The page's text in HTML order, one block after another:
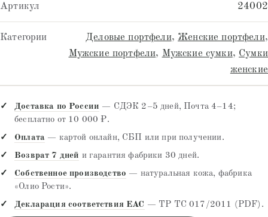
Артикул 24002
Категории Деловые портфели, Женские портфели,
Мужские портфели, Мужские сумки, Сумки
женские
Доставка по России — СДЭК 2–5 дней, Почта 4–14;
бесплатно от 10 000 ₽.
Оплата — картой онлайн, СБП или при получении.
Возврат 7 дней и гарантия фабрики 30 дней.
Собственное производство — натуральная кожа, фабрика
«Олио Рости».
Декларация соответствия EAC — ТР ТС 017/2011 (PDF).